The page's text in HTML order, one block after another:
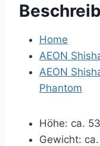
Home
AEON
AEON
Phantom
Höhe: ca.
Gewicht: